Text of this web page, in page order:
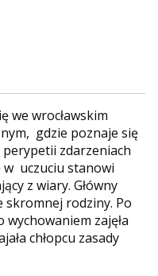
we wrocławskim
gdzie poznaje się
perypetii zdarzeniach
w uczuciu stanowi
z wiary. Główny
skromnej rodziny. Po
zajęła
chłopcu zasady